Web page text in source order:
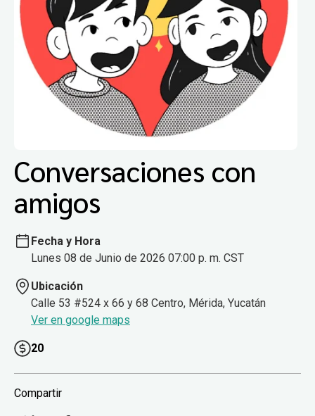
Conversaciones con
amigos
Fecha y Hora
Lunes 08 de Junio de 2026 07:00 p. m. CST
Ubicación
Calle 53 #524 x 66 y 68 Centro, Mérida, Yucatán
Ver en google maps
20
Compartir